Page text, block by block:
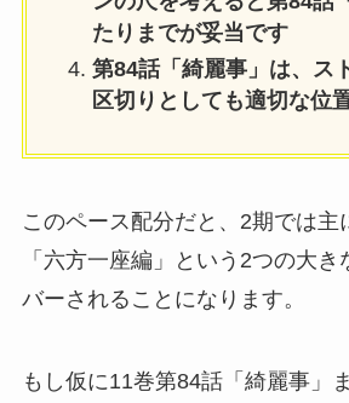
たりまでが妥当です
第84話「綺麗事」は、ス
区切りとしても適切な位
このペース配分だと、2期では主
「六方一座編」という2つの大
バーされることになります。
もし仮に11巻第84話「綺麗事」